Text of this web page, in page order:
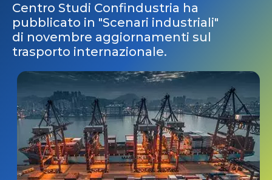
Centro Studi Confindustria ha
pubblicato in "Scenari industriali"
di novembre aggiornamenti sul
trasporto internazionale.